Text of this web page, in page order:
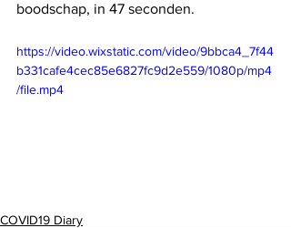
boodschap, in 47 seconden.
https://video.wixstatic.com/video/9bbca4_7f44
b331cafe4cec85e6827fc9d2e559/1080p/mp4
/file.mp4
COVID19 Diary